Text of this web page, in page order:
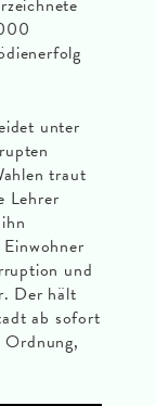
unter
traut
Lehrer
und
Der hält
ab sofort
Ordnung,